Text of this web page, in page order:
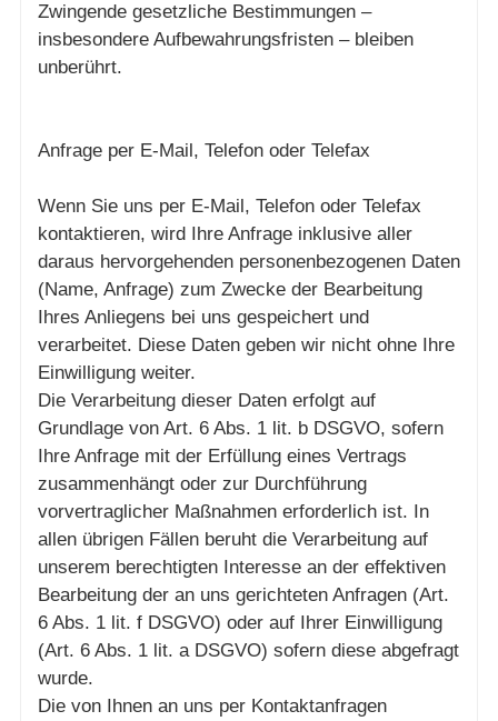
Zwingende gesetzliche Bestimmungen –
insbesondere Aufbewahrungsfristen – bleiben
unberührt.
Anfrage per E-Mail, Telefon oder Telefax
Wenn Sie uns per E-Mail, Telefon oder Telefax
kontaktieren, wird Ihre Anfrage inklusive aller
daraus hervorgehenden personenbezogenen Daten
(Name, Anfrage) zum Zwecke der Bearbeitung
Ihres Anliegens bei uns gespeichert und
verarbeitet. Diese Daten geben wir nicht ohne Ihre
Einwilligung weiter.
Die Verarbeitung dieser Daten erfolgt auf
Grundlage von Art. 6 Abs. 1 lit. b DSGVO, sofern
Ihre Anfrage mit der Erfüllung eines Vertrags
zusammenhängt oder zur Durchführung
vorvertraglicher Maßnahmen erforderlich ist. In
allen übrigen Fällen beruht die Verarbeitung auf
unserem berechtigten Interesse an der effektiven
Bearbeitung der an uns gerichteten Anfragen (Art.
6 Abs. 1 lit. f DSGVO) oder auf Ihrer Einwilligung
(Art. 6 Abs. 1 lit. a DSGVO) sofern diese abgefragt
wurde.
Die von Ihnen an uns per Kontaktanfragen